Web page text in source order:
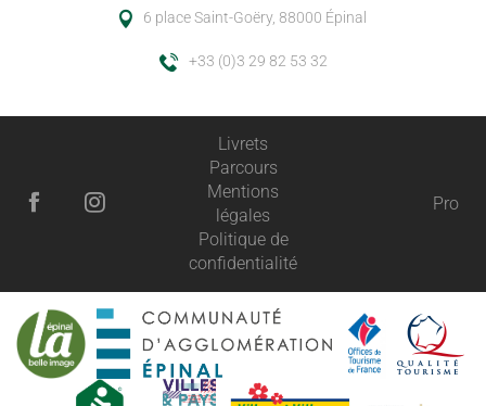
6 place Saint-Goëry, 88000 Épinal
+33 (0)3 29 82 53 32
Livrets
Parcours
Mentions
légales
Politique de
confidentialité
Pro